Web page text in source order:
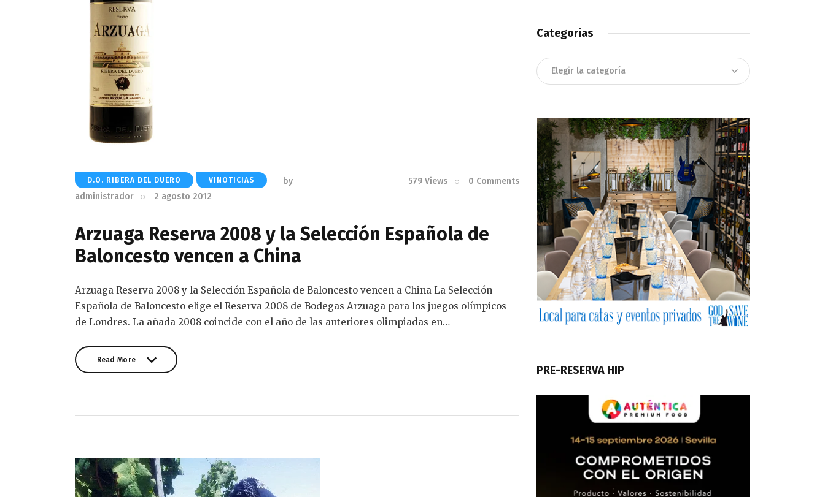
D.O. RIBERA DEL DUERO VINOTICIAS
by
administrador
2 agosto 2012
579 Views 0 Comments
Arzuaga Reserva 2008 y la Selección Española de
Baloncesto vencen a China
Arzuaga Reserva 2008 y la Selección Española de Baloncesto vencen a China La Selección
Española de Baloncesto elige el Reserva 2008 de Bodegas Arzuaga para los juegos olímpicos
de Londres. La añada 2008 coincide con el año de las anteriores olimpiadas en…
Read More
Categorias
Categorias
PRE-RESERVA HIP